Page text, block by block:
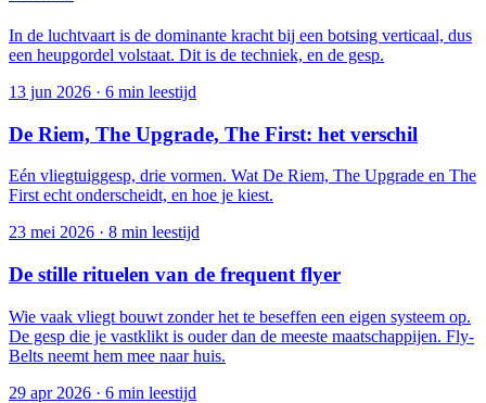
In de luchtvaart is de dominante kracht bij een botsing verticaal, dus
een heupgordel volstaat. Dit is de techniek, en de gesp.
13 jun 2026 · 6 min leestijd
De Riem, The Upgrade, The First: het verschil
Eén vliegtuiggesp, drie vormen. Wat De Riem, The Upgrade en The
First echt onderscheidt, en hoe je kiest.
23 mei 2026 · 8 min leestijd
De stille rituelen van de frequent flyer
Wie vaak vliegt bouwt zonder het te beseffen een eigen systeem op.
De gesp die je vastklikt is ouder dan de meeste maatschappijen. Fly-
Belts neemt hem mee naar huis.
29 apr 2026 · 6 min leestijd